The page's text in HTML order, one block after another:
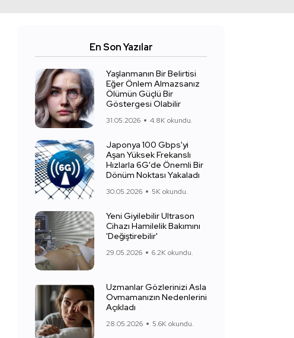
En Son Yazılar
Yaşlanmanın Bir Belirtisi
Eğer Önlem Almazsanız
Ölümün Güçlü Bir
Göstergesi Olabilir
31.05.2026 4.8K okundu.
Japonya 100 Gbps'yi
Aşan Yüksek Frekanslı
Hızlarla 6G'de Önemli Bir
Dönüm Noktası Yakaladı
30.05.2026 5K okundu.
Yeni Giyilebilir Ultrason
Cihazı Hamilelik Bakımını
'Değiştirebilir'
29.05.2026 6.2K okundu.
Uzmanlar Gözlerinizi Asla
Ovmamanızın Nedenlerini
Açıkladı
28.05.2026 5.6K okundu.